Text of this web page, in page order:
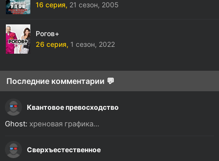
16 серия, 21 сезон, 2005
Рогов+
26 серия, 1 сезон, 2022
Последние комментарии 💬
Квантовое превосходство
Ghost: хреновая графика...
Сверхъестественное